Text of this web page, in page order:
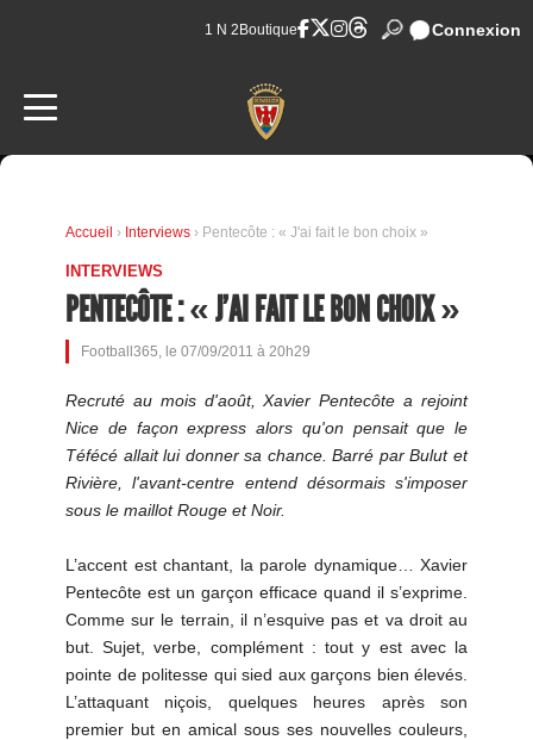
1 N 2 Boutique Connexion
Accueil › Interviews › Pentecôte : « J'ai fait le bon choix »
INTERVIEWS
PENTECÔTE : « J'AI FAIT LE BON CHOIX »
Football365, le 07/09/2011 à 20h29
Recruté au mois d'août, Xavier Pentecôte a rejoint
Nice de façon express alors qu'on pensait que le
Téfécé allait lui donner sa chance. Barré par Bulut et
Rivière, l'avant-centre entend désormais s'imposer
sous le maillot Rouge et Noir.
L’accent est chantant, la parole dynamique… Xavier
Pentecôte est un garçon efficace quand il s’exprime.
Comme sur le terrain, il n’esquive pas et va droit au
but. Sujet, verbe, complément : tout y est avec la
pointe de politesse qui sied aux garçons bien élevés.
L’attaquant niçois, quelques heures après son
premier but en amical sous ses nouvelles couleurs,